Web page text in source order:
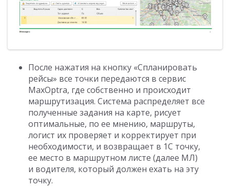
После нажатия на кнопку «Спланировать
рейсы» все точки передаются в сервис
MaxOptra, где собственно и происходит
маршрутизация. Система распределяет все
полученные задания на карте, рисует
оптимальные, по ее мнению, маршруты,
логист их проверяет и корректирует при
необходимости, и возвращает в 1С точку,
ее место в маршрутном листе (далее МЛ)
и водителя, который должен ехать на эту
точку.